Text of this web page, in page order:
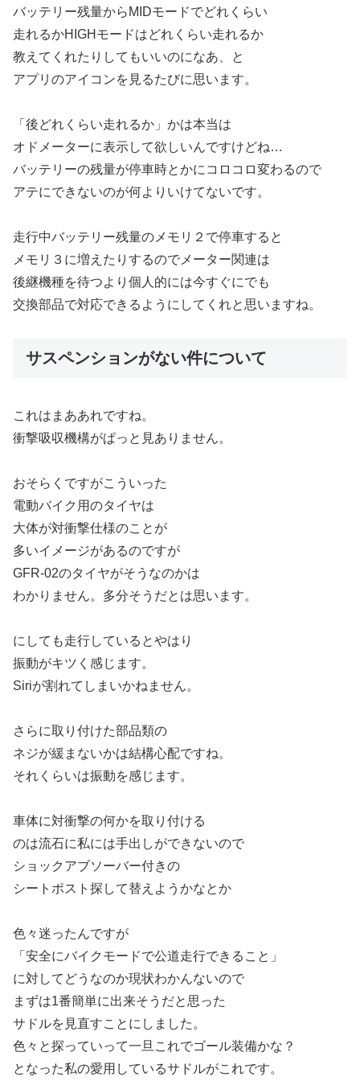
バッテリー残量からMIDモードでどれくらい
走れるかHIGHモードはどれくらい走れるか
教えてくれたりしてもいいのになあ、と
アプリのアイコンを見るたびに思います。
「後どれくらい走れるか」かは本当は
オドメーターに表示して欲しいんですけどね…
バッテリーの残量が停車時とかにコロコロ変わるので
アテにできないのが何よりいけてないです。
走行中バッテリー残量のメモリ２で停車すると
メモリ３に増えたりするのでメーター関連は
後継機種を待つより個人的には今すぐにでも
交換部品で対応できるようにしてくれと思いますね。
サスペンションがない件について
これはまああれですね。
衝撃吸収機構がぱっと見ありません。
おそらくですがこういった
電動バイク用のタイヤは
大体が対衝撃仕様のことが
多いイメージがあるのですが
GFR-02のタイヤがそうなのかは
わかりません。多分そうだとは思います。
にしても走行しているとやはり
振動がキツく感じます。
Siriが割れてしまいかねません。
さらに取り付けた部品類の
ネジが緩まないかは結構心配ですね。
それくらいは振動を感じます。
車体に対衝撃の何かを取り付ける
のは流石に私には手出しができないので
ショックアブソーバー付きの
シートポスト探して替えようかなとか
色々迷ったんですが
「安全にバイクモードで公道走行できること」
に対してどうなのか現状わかんないので
まずは1番簡単に出来そうだと思った
サドルを見直すことにしました。
色々と探っていって一旦これでゴール装備かな？
となった私の愛用しているサドルがこれです。